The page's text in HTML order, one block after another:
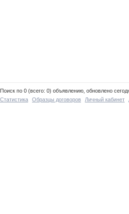
Поиск по 0 (всего: 0) объявлению, обновлено
Статистика
Образцы договоров Личный кабинет